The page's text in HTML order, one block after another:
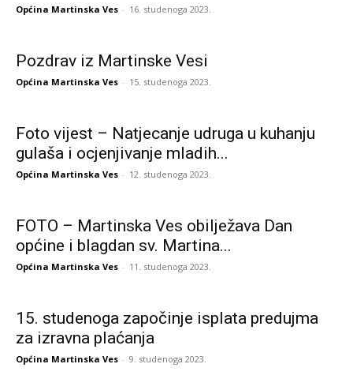
Općina Martinska Ves - 16. studenoga 2023.
Pozdrav iz Martinske Vesi
Općina Martinska Ves - 15. studenoga 2023.
Foto vijest – Natjecanje udruga u kuhanju
gulaša i ocjenjivanje mladih...
Općina Martinska Ves - 12. studenoga 2023.
FOTO – Martinska Ves obilježava Dan
općine i blagdan sv. Martina...
Općina Martinska Ves - 11. studenoga 2023.
15. studenoga započinje isplata predujma
za izravna plaćanja
Općina Martinska Ves - 9. studenoga 2023.